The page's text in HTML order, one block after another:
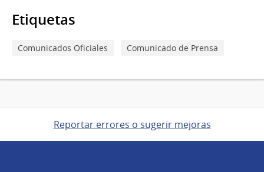
Etiquetas
Comunicados Oficiales Comunicado de Prensa
Reportar errores o sugerir mejoras